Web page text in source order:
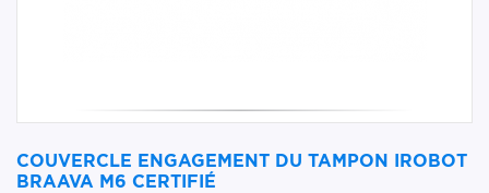
COUVERCLE ENGAGEMENT DU TAMPON IROBOT
BRAAVA M6 CERTIFIÉ